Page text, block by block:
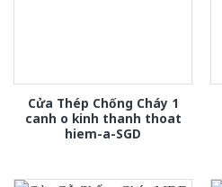
Cửa Thép Chống Cháy 1
canh o kinh thanh thoat
hiem-a-SGD